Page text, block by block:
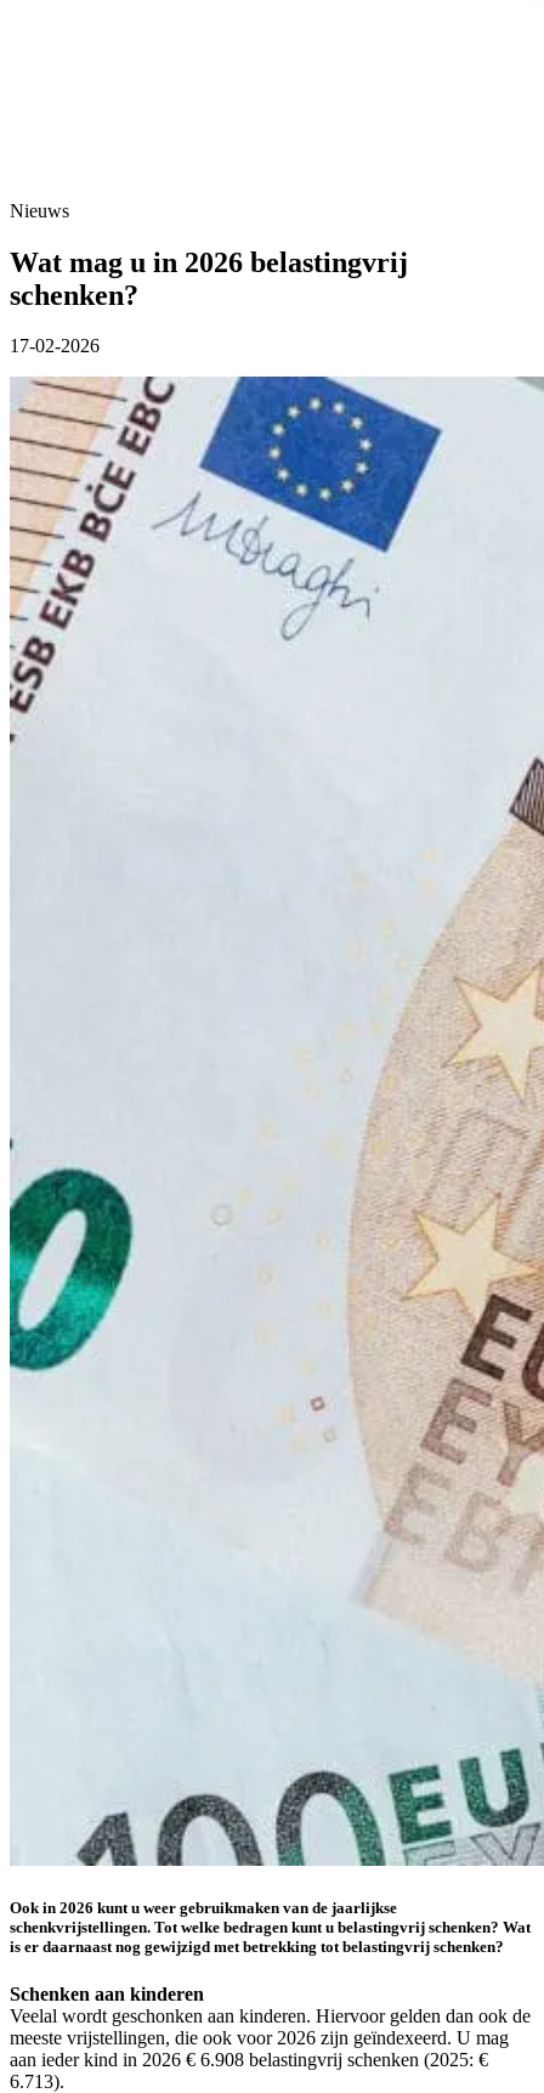
Nieuws
Wat mag u in 2026 belastingvrij
schenken?
17-02-2026
Ook in 2026 kunt u weer gebruikmaken van de jaarlijkse
schenkvrijstellingen. Tot welke bedragen kunt u belastingvrij schenken? Wat
is er daarnaast nog gewijzigd met betrekking tot belastingvrij schenken?
Schenken aan kinderen
Veelal wordt geschonken aan kinderen. Hiervoor gelden dan ook de
meeste vrijstellingen, die ook voor 2026 zijn geïndexeerd. U mag
aan ieder kind in 2026 € 6.908 belastingvrij schenken (2025: €
6.713).